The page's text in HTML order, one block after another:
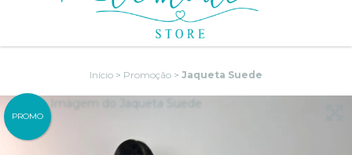
Início > Promoção > Jaqueta Suede
PROMO